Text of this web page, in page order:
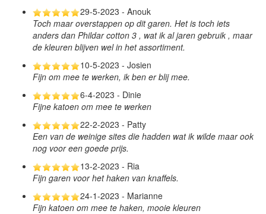
29-5-2023 - Anouk
Toch maar overstappen op dit garen. Het is toch iets
anders dan Phildar cotton 3 , wat ik al jaren gebruik , maar
de kleuren blijven wel in het assortiment.
10-5-2023 - Josien
Fijn om mee te werken, ik ben er blij mee.
6-4-2023 - Dinie
Fijne katoen om mee te werken
22-2-2023 - Patty
Een van de weinige sites die hadden wat ik wilde maar ook
nog voor een goede prijs.
13-2-2023 - Ria
Fijn garen voor het haken van knaffels.
24-1-2023 - Marianne
Fijn katoen om mee te haken, mooie kleuren